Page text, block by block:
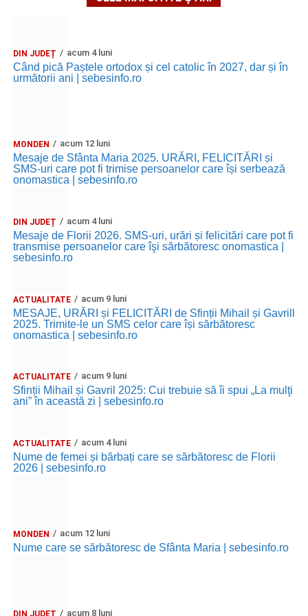
Copiii în armonia orașului
Ora 10.00– Școala din Răhău: activități recreative pentru
recreative pentru copii.
Ora 17.00– Grădina Muzeului Municipal „Ioan Raica”
Ora 18.30– Aula Primăriei Municipiului Sebeș:
festivitatea de premiere a șefilor de promoție și a elevilor
care au obținut rezultate remarcabile la examenele de
Ora 19.00– Parcul Tineretului:
Spuma Party.
Alexandra Pamfilie și Școala de muzică „DoReMi”;
Ancuța Stănuș și grupul de folclor;
Ora 20.30– Parcul Tineretului: proiecția filmului pentru
copii „Străjerii Deltei”
JOI, 27 AUGUST 2026
Grădina Muzeului Municipal „Ioan
Ora 19.00–Sărbătoarea Seniorilor
DIN JUDEȚ acum 4 luni
Când pică Paștele ortodox și cel catolic în 2027, dar și în
următorii ani | sebesinfo.ro
MONDEN acum 12 luni
Mesaje de Sfânta Maria 2025. URĂRI, FELICITĂRI și
SMS-uri care pot fi trimise persoanelor care își serbează
onomastica | sebesinfo.ro
DIN JUDEȚ acum 4 luni
Mesaje de Florii 2026. SMS-uri, urări și felicitări care pot fi
transmise persoanelor care îşi sărbătoresc onomastica |
sebesinfo.ro
ACTUALITATE acum 9 luni
MESAJE, URĂRI și FELICITĂRI de Sfinții Mihail și Gavrill
2025. Trimite-le un SMS celor care își sărbătoresc
onomastica | sebesinfo.ro
ACTUALITATE acum 9 luni
Sfinții Mihail și Gavril 2025: Cui trebuie să îi spui „La mulţi
ani” în această zi | sebesinfo.ro
ACTUALITATE acum 4 luni
Nume de femei și bărbați care se sărbătoresc de Florii
2026 | sebesinfo.ro
MONDEN acum 12 luni
Nume care se sărbătoresc de Sfânta Maria | sebesinfo.ro
DIN JUDEȚ acum 8 luni